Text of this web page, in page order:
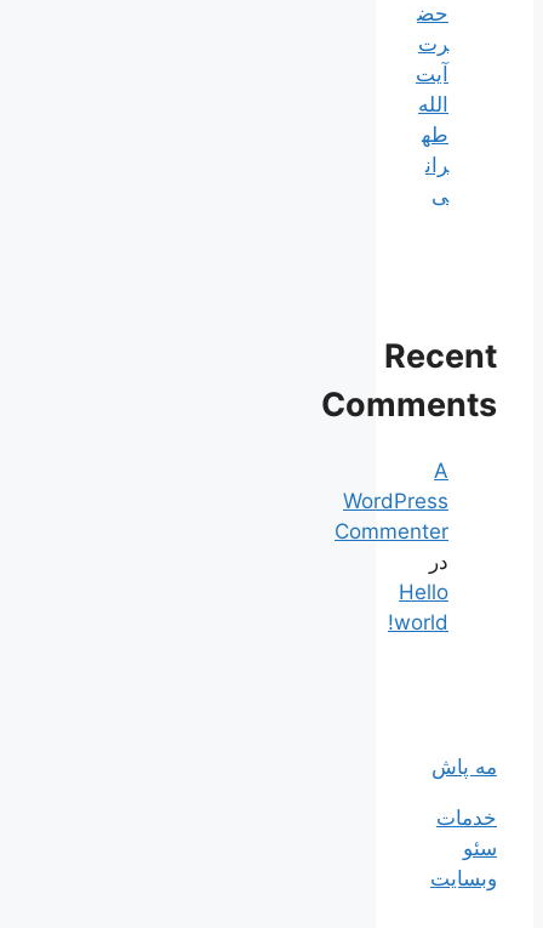
حض
رت
آیت
الله
طه
ران
ی
Recent
Comments
A
WordPress
Commenter
در
Hello
world!
مه پاش
خدمات
سئو
وبسایت